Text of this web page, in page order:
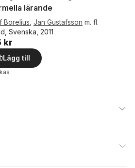
lärande
Borelius Jan Gustafsson m. fl.
Svenska, 2011
kr
Lägg till